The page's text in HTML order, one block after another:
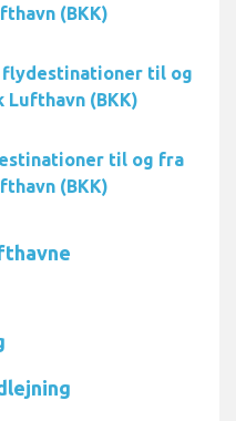
(BKK)
flydestinationer til og
Lufthavn (BKK)
til og fra
(BKK)